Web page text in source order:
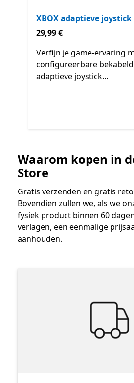
XBOX adaptieve joystick
29,99 €
29,99 €
Verfijn je game-ervaring
configureerbare
adaptieve joystick...
Terug naar
Einde van Andere producten
Waarom kopen in
Store
Gratis verzenden en gratis
Bovendien zullen we, als we
fysiek product binnen 60
verlagen, een eenmalige
aanhouden.